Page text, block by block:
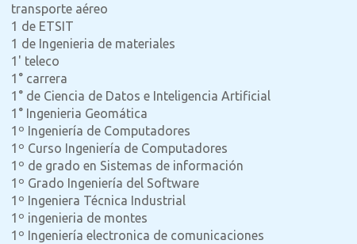
transporte aéreo
1 de ETSIT
1 de Ingenieria de materiales
1' teleco
1° carrera
1° de Ciencia de Datos e Inteligencia Artificial
1° Ingenieria Geomática
1º Ingeniería de Computadores
1º Curso Ingeniería de Computadores
1º de grado en Sistemas de información
1º Grado Ingeniería del Software
1º Ingeniera Técnica Industrial
1º ingenieria de montes
1º Ingeniería electronica de comunicaciones